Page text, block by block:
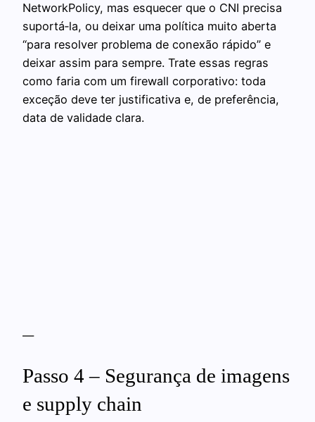
NetworkPolicy, mas esquecer que o CNI precisa
suportá‑la, ou deixar uma política muito aberta
“para resolver problema de conexão rápido” e
deixar assim para sempre. Trate essas regras
como faria com um firewall corporativo: toda
exceção deve ter justificativa e, de preferência,
data de validade clara.
—
Passo 4 – Segurança de imagens
e supply chain